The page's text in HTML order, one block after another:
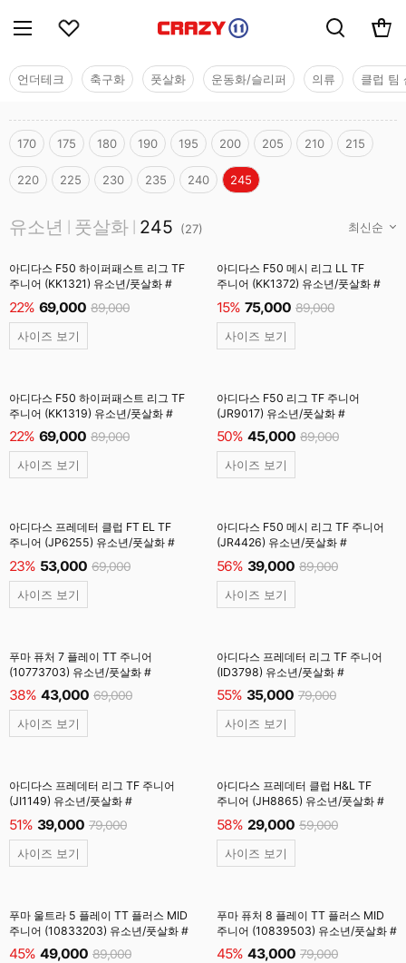
언더테크 축구화 풋살화 운동화/슬리퍼 의류 클럽 팀
170 175 180 190 195 200 205 210 215
220 225 230 235 240 245
유소년 풋살화 245 (27)
아디다스 F50 하이퍼패스트 리그 TF
주니어 (KK1321) 유소년/풋살화 #
22% 69,000 89,000
사이즈 보기
아디다스 F50 메시 리그 LL TF
주니어 (KK1372) 유소년/풋살화 #
15% 75,000 89,000
사이즈 보기
아디다스 F50 하이퍼패스트 리그 TF
주니어 (KK1319) 유소년/풋살화 #
22% 69,000 89,000
사이즈 보기
아디다스 F50 리그 TF 주니어
(JR9017) 유소년/풋살화 #
50% 45,000 89,000
사이즈 보기
아디다스 프레데터 클럽 FT EL TF
주니어 (JP6255) 유소년/풋살화 #
23% 53,000 69,000
사이즈 보기
아디다스 F50 메시 리그 TF 주니어
(JR4426) 유소년/풋살화 #
56% 39,000 89,000
사이즈 보기
푸마 퓨처 7 플레이 TT 주니어
(10773703) 유소년/풋살화 #
38% 43,000 69,000
사이즈 보기
아디다스 프레데터 리그 TF 주니어
(ID3798) 유소년/풋살화 #
55% 35,000 79,000
사이즈 보기
아디다스 프레데터 리그 TF 주니어
(JI1149) 유소년/풋살화 #
51% 39,000 79,000
사이즈 보기
아디다스 프레데터 클럽 H&L TF
주니어 (JH8865) 유소년/풋살화 #
58% 29,000 59,000
사이즈 보기
푸마 울트라 5 플레이 TT 플러스 MID
주니어 (10833203) 유소년/풋살화 #
45% 49,000 89,000
푸마 퓨처 8 플레이 TT 플러스 MID
주니어 (10839503) 유소년/풋살화 #
45% 43,000 79,000